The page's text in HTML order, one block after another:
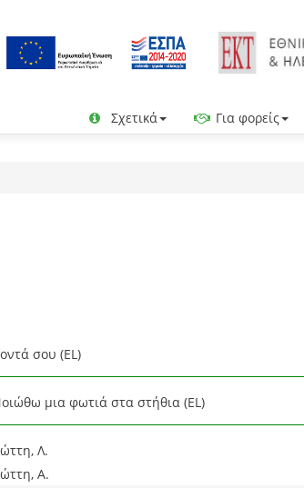
Σχετικά Για φορείς
σου (EL)
μια φωτιά στα στήθια (EL)
Λ.
Α.